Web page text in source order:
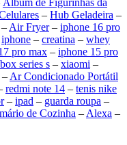
Álbum de Figurinhas da
– Hub Geladeira –
– Air Fryer– iphone 16 pro
iphone – creatina – whey
pro max – iphone 15 pro
series s – xiaomi –
– Ar Condicionado Portátil
redmi note 14 – tenis nike
– ipad – guarda roupa –
de Cozinha – Alexa –